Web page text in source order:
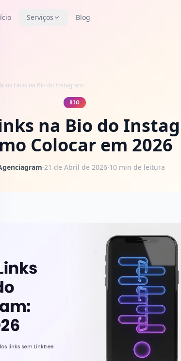
Serviços Blog
Links na Bio do Instagram
BIO
na Bio do
Colocar em 2026
·21 de Abril de 2026·10 min de leitura